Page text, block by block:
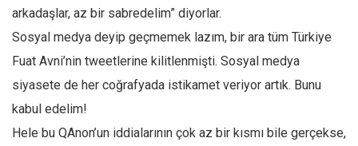
arkadaşlar, az bir sabredelim” diyorlar.
Sosyal medya deyip geçmemek lazım, bir ara tüm Türkiye
Fuat Avni’nin tweetlerine kilitlenmişti. Sosyal medya
siyasete de her coğrafyada istikamet veriyor artık. Bunu
kabul edelim!
Hele bu QAnon’un iddialarının çok az bir kısmı bile gerçekse,